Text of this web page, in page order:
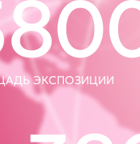
выставки
Вашу
игроков